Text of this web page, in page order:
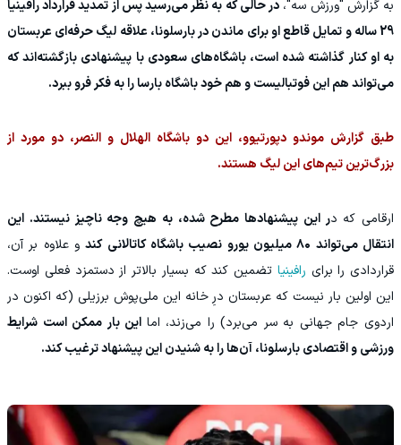
به گزارش "ورزش سه"، در حالی که به نظر می‌رسید پس از تمدید قرارداد رافینیا
29 ساله و تمایل قاطع او برای ماندن در بارسلونا، علاقه لیگ حرفه‌ای عربستان
به او کنار گذاشته شده است، باشگاه‌های سعودی با پیشنهادی بازگشته‌اند که
می‌تواند هم این فوتبالیست و هم خود باشگاه بارسا را به فکر فرو ببرد.
طبق گزارش موندو دپورتیوو، این دو باشگاه الهلال و النصر، دو مورد از
بزرگ‌ترین تیم‌های این لیگ هستند.
ارقامی که در این پیشنهادها مطرح شده، به هیچ وجه ناچیز نیستند. این
انتقال می‌تواند ۸۰ میلیون یورو نصیب باشگاه کاتالانی کند
و علاوه بر آن،
قراردادی را برای رافینیا تضمین کند که بسیار بالاتر از دستمزد فعلی اوست.
این اولین بار نیست که عربستان درِ خانه این ملی‌پوش برزیلی (که اکنون در
اردوی جام جهانی به سر می‌برد) را می‌زند، اما این بار ممکن است شرایط
ورزشی و اقتصادی بارسلونا، آن‌ها را به شنیدن این پیشنهاد ترغیب کند.